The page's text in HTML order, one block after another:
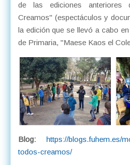
de las ediciones anteriores
Creamos" (espectáculos y
la edición que se llevó a cabo
de Primaria, "Maese Kaos el
Blog:
https://blogs.fuhem.es/
todos-creamos/